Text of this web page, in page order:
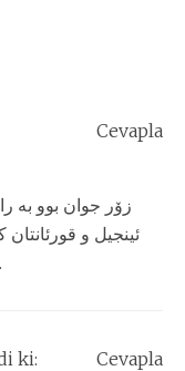
زۆر جوان بوو به
ئینجیل و
پیرۆز زۆر قورس و باشتری باس کردووه.
Cevapla
ki:
Cevapla